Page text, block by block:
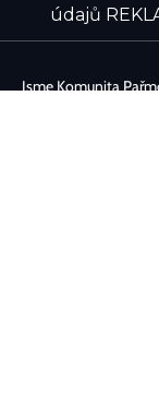
údajů
Jsme Komunita